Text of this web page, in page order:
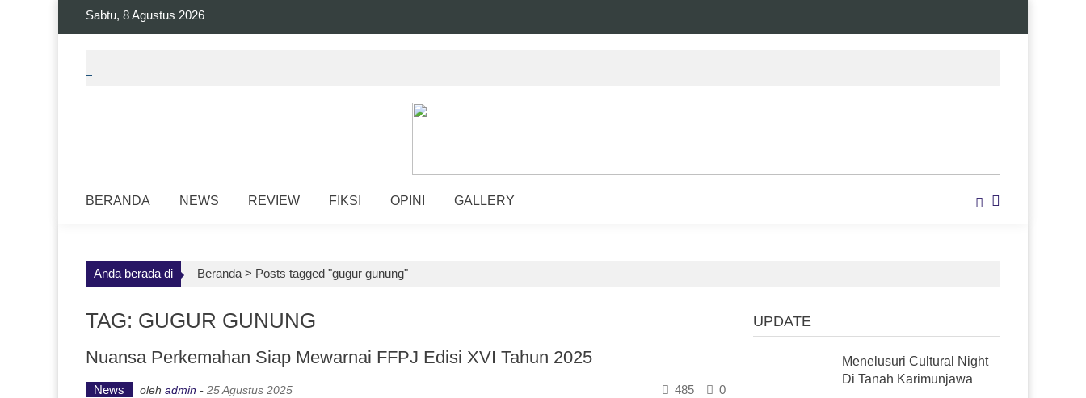
Sabtu, 8 Agustus 2026
BERANDA NEWS REVIEW FIKSI OPINI GALLERY
Anda berada di Beranda > Posts tagged "gugur gunung"
TAG: GUGUR GUNUNG
Nuansa Perkemahan Siap Mewarnai FFPJ Edisi XVI Tahun 2025
News oleh admin - 25 Agustus 2025 0
485
UPDATE
Menelusuri Cultural Night
Di Tanah Karimunjawa